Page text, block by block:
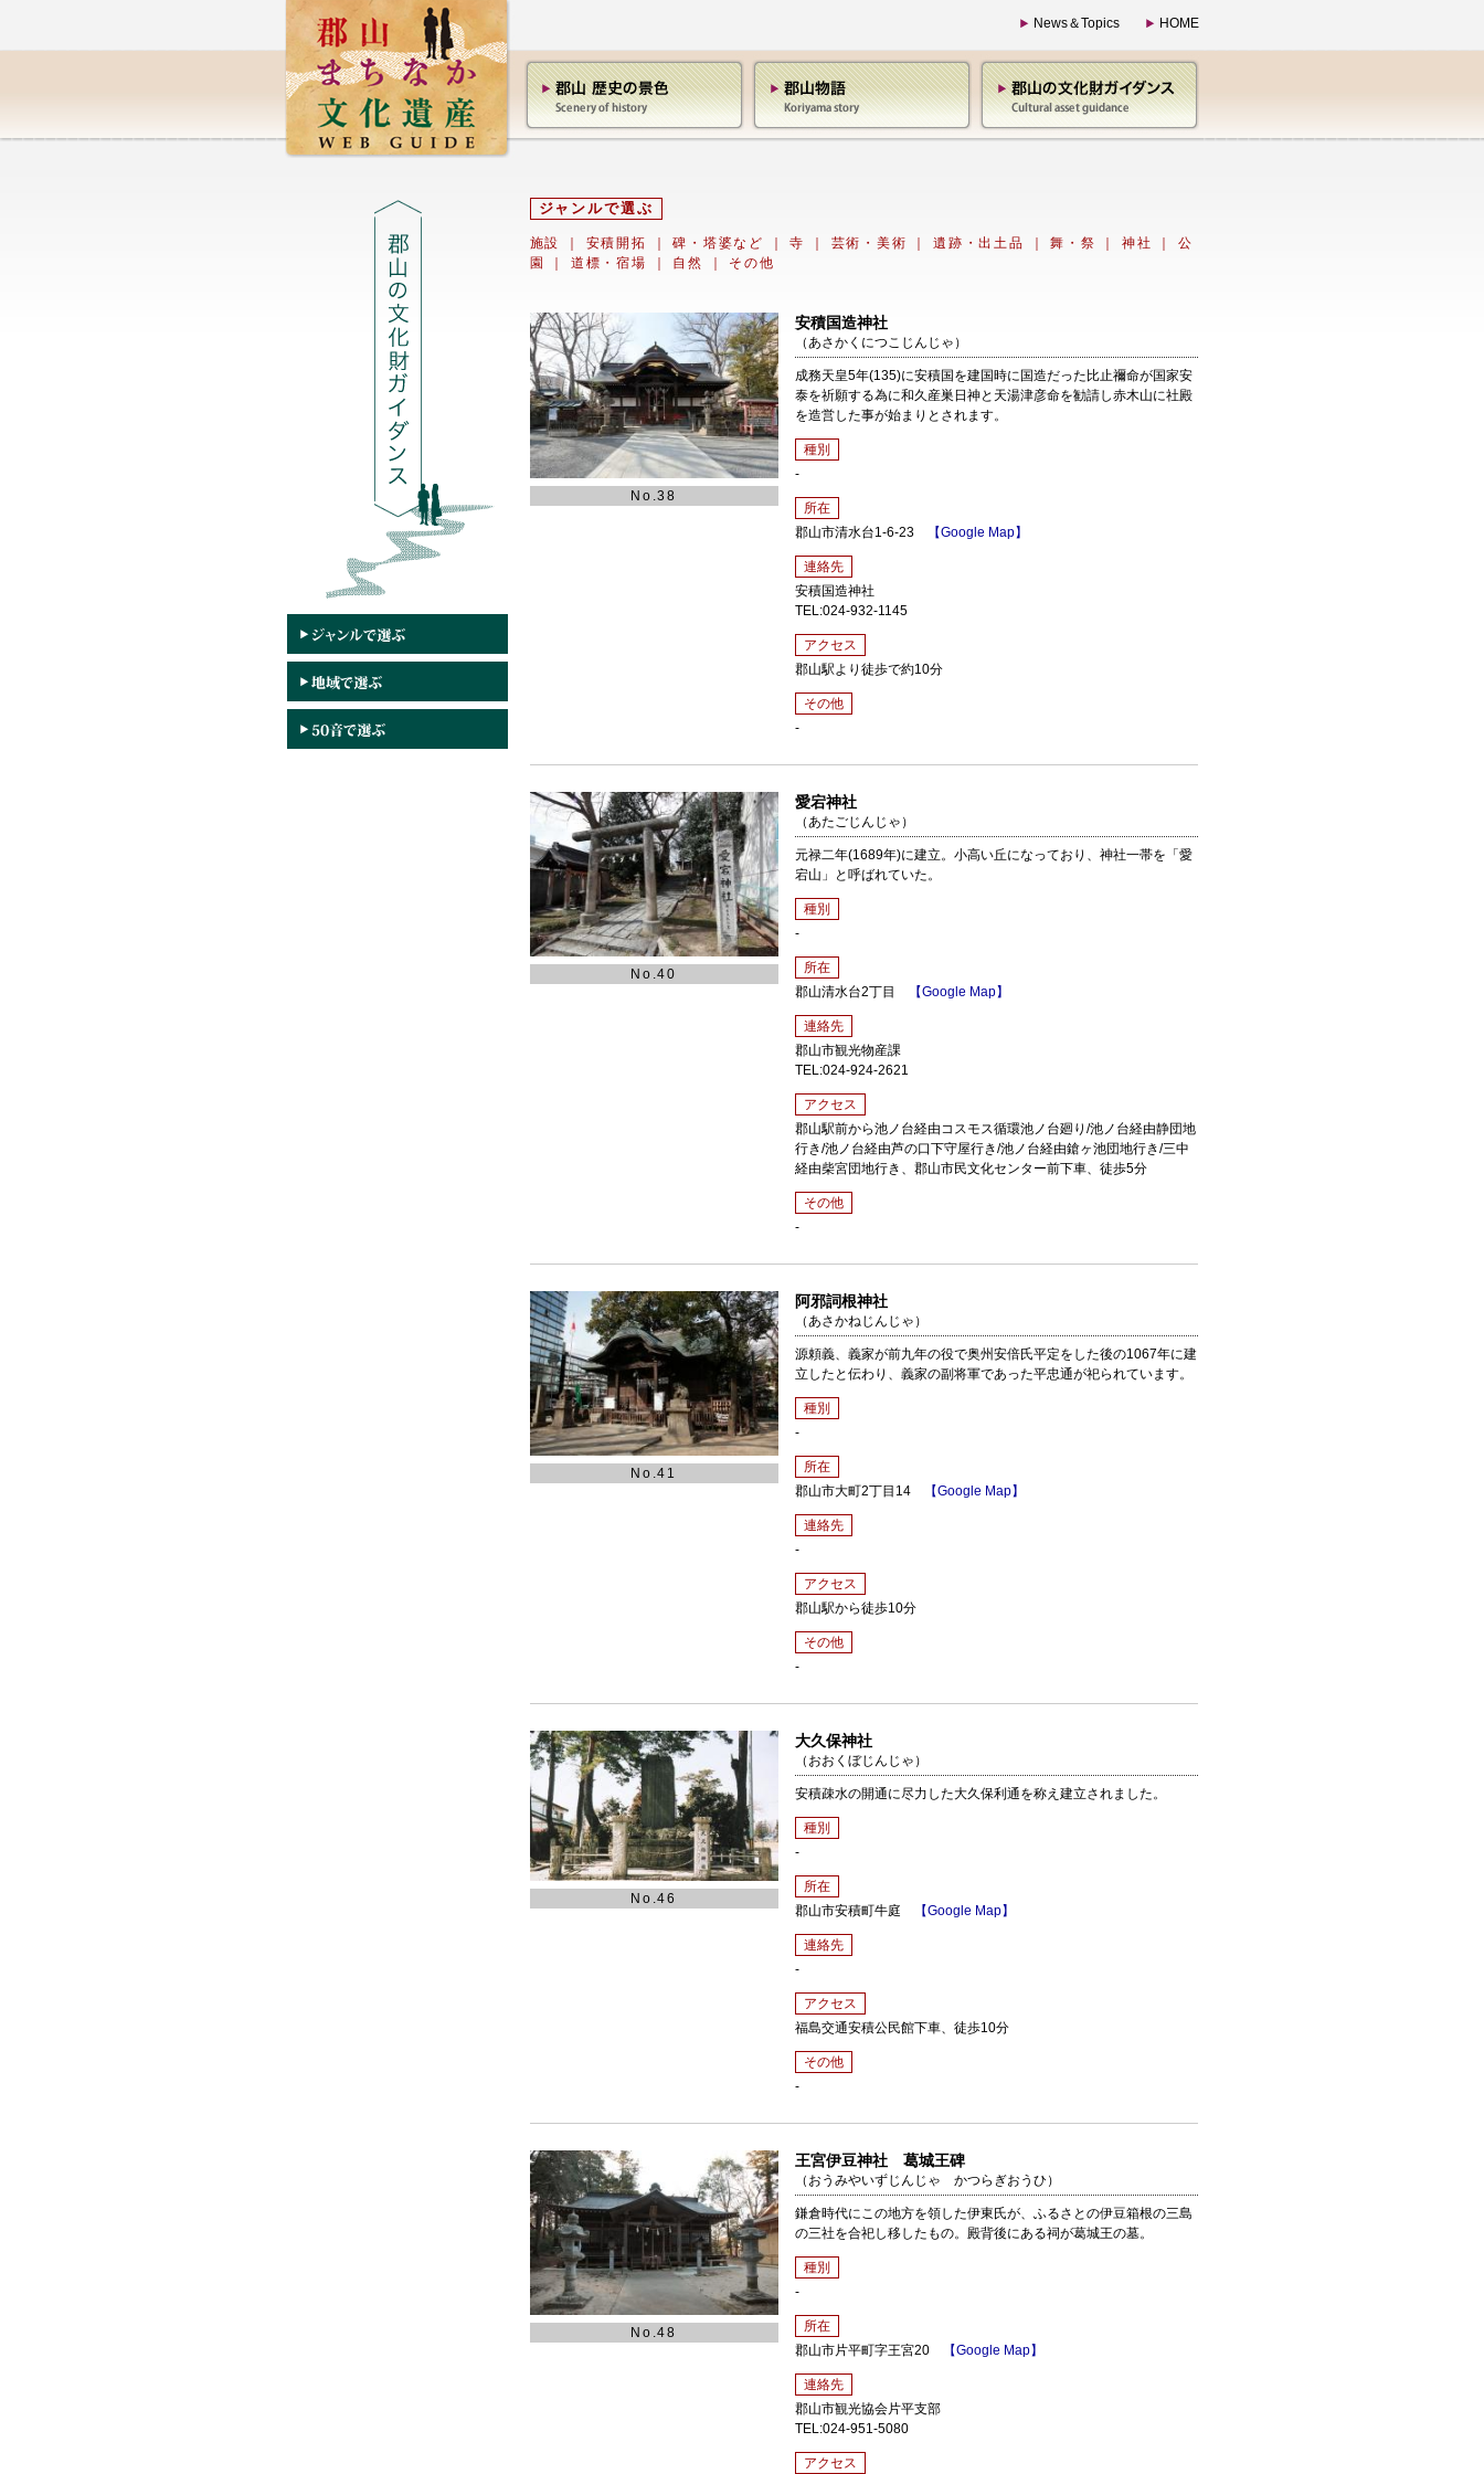
HOME
News＆Topics
ジャンルで選ぶ
施設 安積開拓 ｜碑・塔婆など ｜寺 芸術・美術 遺跡・出土品 ｜舞・祭 神社 ｜公
園
道標・宿場 自然 その他
安積国造神社
（あさかくにつこじんじゃ）
成務天皇5年(135)に安積国を建国時に国造だった比止禰命が国家安
泰を祈願する為に和久産巣日神と天湯津彦命を勧請し赤木山に社殿
を造営した事が始まりとされます。
種別
-
所在
郡山市清水台1-6-23
【Google Map】
連絡先
安積国造神社
TEL:024-932-1145
アクセス
郡山駅より徒歩で約10分
その他
-
No.38
愛宕神社
（あたごじんじゃ）
元禄二年(1689年)に建立。小高い丘になっており、神社一帯を「愛
宕山」と呼ばれていた。
種別
-
所在
郡山清水台2丁目
【Google Map】
連絡先
郡山市観光物産課
TEL:024-924-2621
アクセス
郡山駅前から池ノ台経由コスモス循環池ノ台廻り/池ノ台経由静団地
行き/池ノ台経由芦の口下守屋行き/池ノ台経由鎗ヶ池団地行き/三中
経由柴宮団地行き、郡山市民文化センター前下車、徒歩5分
その他
-
No.40
阿邪詞根神社
（あさかねじんじゃ）
源頼義、義家が前九年の役で奥州安倍氏平定をした後の1067年に建
立したと伝わり、義家の副将軍であった平忠通が祀られています。
種別
-
所在
郡山市大町2丁目14
【Google Map】
連絡先
-
アクセス
郡山駅から徒歩10分
その他
-
No.41
大久保神社
（おおくぼじんじゃ）
安積疎水の開通に尽力した大久保利通を称え建立されました。
種別
-
所在
郡山市安積町牛庭
【Google Map】
連絡先
-
アクセス
福島交通安積公民館下車、徒歩10分
その他
-
No.46
王宮伊豆神社 葛城王碑
（おうみやいずじんじゃ かつらぎおうひ）
鎌倉時代にこの地方を領した伊東氏が、ふるさとの伊豆箱根の三島
の三社を合祀し移したもの。殿背後にある祠が葛城王の墓。
種別
-
所在
郡山市片平町字王宮20
【Google Map】
連絡先
郡山市観光協会片平支部
TEL:024-951-5080
アクセス
No.48